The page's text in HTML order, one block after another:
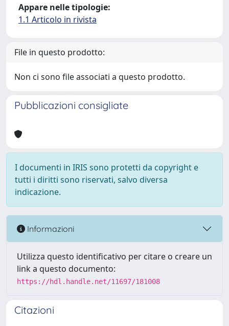
Appare nelle tipologie:
1.1 Articolo in rivista
File in questo prodotto:
Non ci sono file associati a questo prodotto.
Pubblicazioni consigliate
I documenti in IRIS sono protetti da copyright e
tutti i diritti sono riservati, salvo diversa
indicazione.
Informazioni
Utilizza questo identificativo per citare o creare un
link a questo documento:
https://hdl.handle.net/11697/181008
Citazioni